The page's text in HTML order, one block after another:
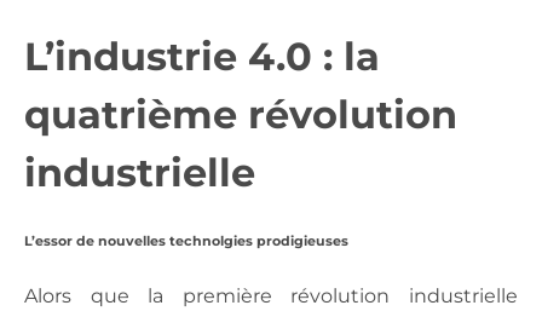
L’industrie 4.0 : la
quatrième révolution
industrielle
L’essor de nouvelles technolgies prodigieuses
Alors que la première révolution industrielle